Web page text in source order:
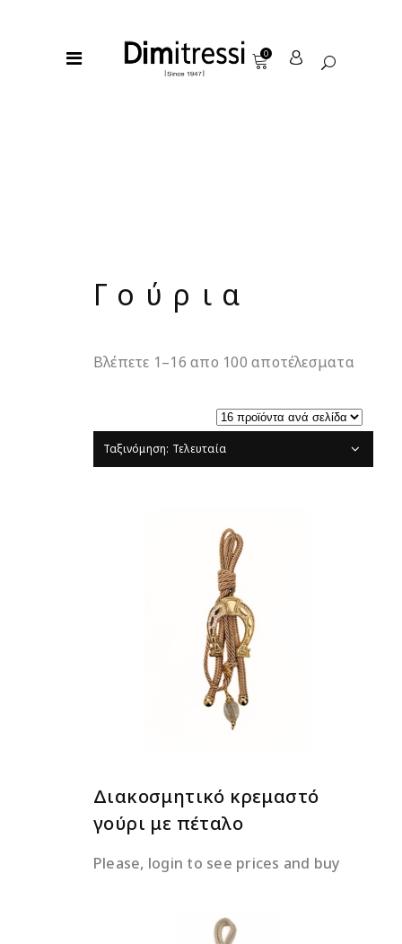
0
Γούρια
Βλέπετε 1–16 απο 100 αποτέλεσματα
Ταξινόμηση: Τελευταία
ΔΙΑΒΆΣΤΕ ΠΕΡΙΣΣΌΤΕΡΑ
Διακοσμητικό κρεμαστό
γούρι με πέταλο
Please, login to see prices and buy